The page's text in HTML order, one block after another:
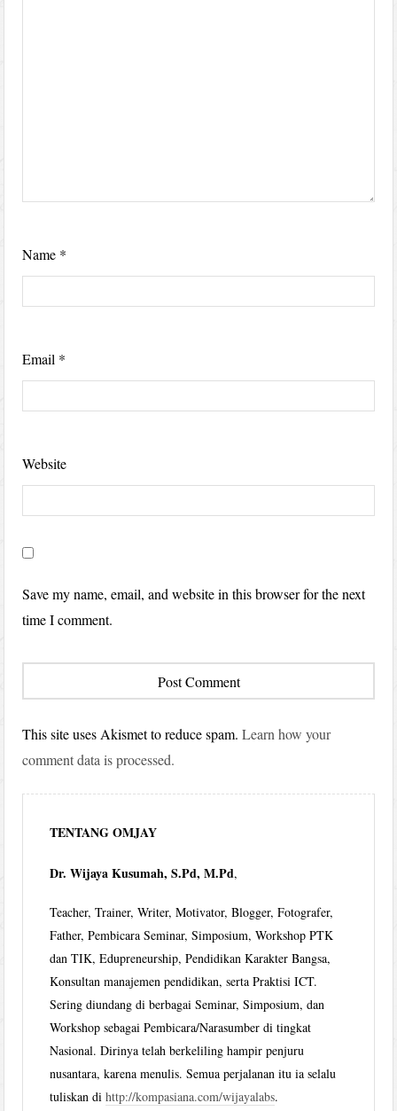
Name *
Email *
Website
Save my name, email, and website in this browser for the next
time I comment.
This site uses Akismet to reduce spam.Learn how your
comment data is processed.
TENTANG OMJAY
Dr. Wijaya Kusumah, S.Pd, M.Pd,
Teacher, Trainer, Writer, Motivator, Blogger, Fotografer,
Father, Pembicara Seminar, Simposium, Workshop PTK
dan TIK, Edupreneurship, Pendidikan Karakter Bangsa,
Konsultan manajemen pendidikan, serta Praktisi ICT.
Sering diundang di berbagai Seminar, Simposium, dan
Workshop sebagai Pembicara/Narasumber di tingkat
Nasional. Dirinya telah berkeliling hampir penjuru
nusantara, karena menulis. Semua perjalanan itu ia selalu
tuliskan dihttp://kompasiana.com/wijayalabs.